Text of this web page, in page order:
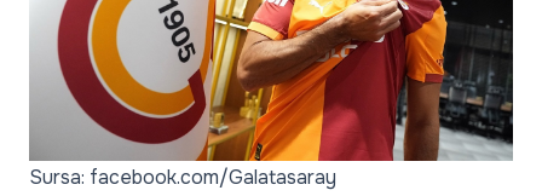
Sursa: facebook.com/Galatasaray